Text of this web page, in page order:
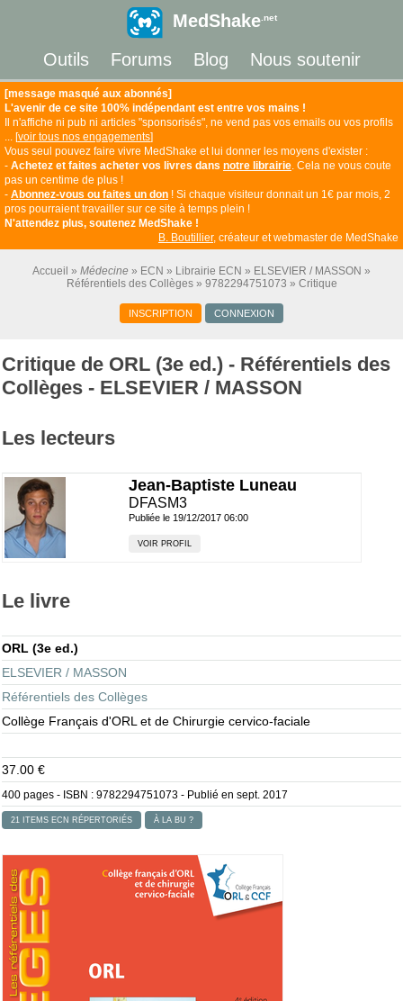
MedShake .net
Outils Forums Blog Nous soutenir
[message masqué aux abonnés]
L'avenir de ce site 100% indépendant est entre vos mains !
Il n'affiche ni pub ni articles "sponsorisés", ne vend pas vos emails ou vos profils
... [voir tous nos engagements]
Vous seul pouvez faire vivre MedShake et lui donner les moyens d'exister :
- Achetez et faites acheter vos livres dans notre librairie. Cela ne vous coute
pas un centime de plus !
- Abonnez-vous ou faites un don ! Si chaque visiteur donnait un 1€ par mois, 2
pros pourraient travailler sur ce site à temps plein !
N'attendez plus, soutenez MedShake !
B. Boutillier, créateur et webmaster de MedShake
Accueil Médecine ECN Librairie ECN
ELSEVIER / MASSON
Référentiels des Collèges
9782294751073 Critique
INSCRIPTION CONNEXION
Critique de ORL (3e ed.) - Référentiels des
Collèges - ELSEVIER / MASSON
Les lecteurs
Jean-Baptiste Luneau
DFASM3
Publiée le 19/12/2017 06:00
VOIR PROFIL
Le livre
ORL (3e ed.)
ELSEVIER / MASSON
Référentiels des Collèges
Collège Français d'ORL et de Chirurgie cervico-faciale
37.00 €
400 pages - ISBN : 9782294751073 - Publié en sept. 2017
21 ITEMS ECN RÉPERTORIÉS À LA BU ?